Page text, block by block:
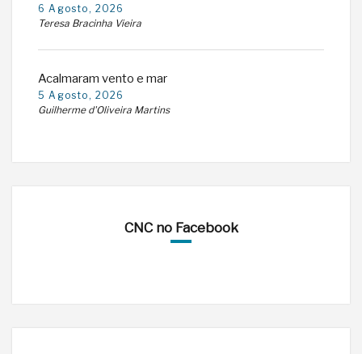
6 Agosto, 2026
Teresa Bracinha Vieira
Acalmaram vento e mar
5 Agosto, 2026
Guilherme d'Oliveira Martins
CNC no Facebook